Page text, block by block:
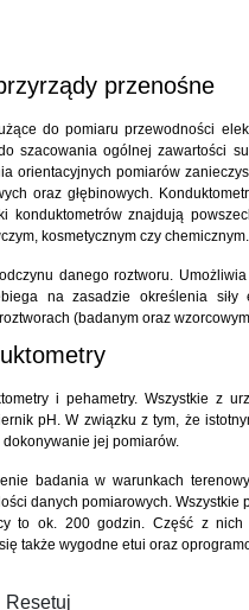
przenośne
do pomiaru przewodności
szacowania ogólnej zawartości
orientacyjnych pomiarów
oraz głębinowych.
konduktometrów znajdują
kosmetycznym czy chemicznym.
danego roztworu.
na zasadzie określenia siły
(badanym oraz
i pehametry. Wszystkie z
pH. W związku z tym, że
jej pomiarów.
badania w warunkach
danych pomiarowych. Wszystkie
to ok. 200 godzin. Część z nich
także wygodne etui oraz